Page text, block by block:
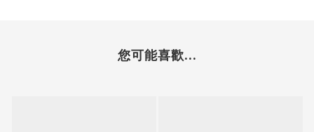
您可能喜歡...